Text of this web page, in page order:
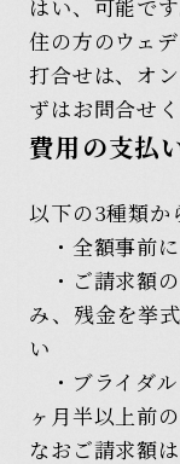
はい、可能で
住の方のウェ
打合せは、オ
ずはお問合せく
費用の支払
以下の3種類か
・全額事前
・ご請求額
み、残金を挙
い
・ブライダ
ヶ月半以上前
なおご請求額